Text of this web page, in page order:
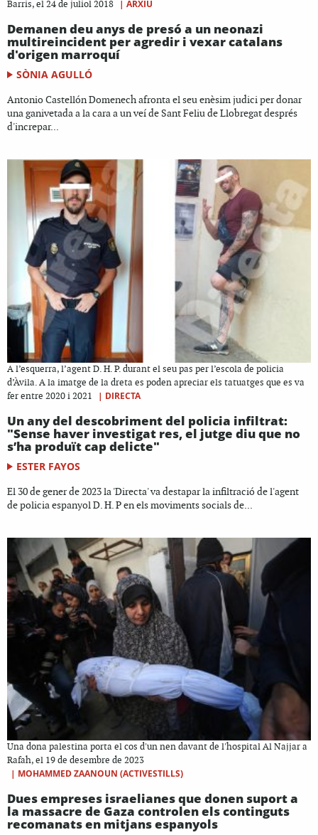
Barris, el 24 de juliol 2018 | ARXIU
Demanen deu anys de presó a un neonazi
multireincident per agredir i vexar catalans
d'origen marroquí
SÒNIA AGULLÓ
Antonio Castellón Domenech afronta el seu enèsim judici per donar
una ganivetada a la cara a un veí de Sant Feliu de Llobregat després
d'increpar...
A l’esquerra, l’agent D. H. P. durant el seu pas per l’escola de policia
d’Àvila. A la imatge de la dreta es poden apreciar els tatuatges que es va
fer entre 2020 i 2021
| DIRECTA
Un any del descobriment del policia infiltrat:
"Sense haver investigat res, el jutge diu que no
s’ha produït cap delicte"
ESTER FAYOS
El 30 de gener de 2023 la 'Directa' va destapar la infiltració de l'agent
de policia espanyol D. H. P en els moviments socials de...
Una dona palestina porta el cos d'un nen davant de l'hospital Al Najjar a
Rafah, el 19 de desembre de 2023
| MOHAMMED ZAANOUN (ACTIVESTILLS)
Dues empreses israelianes que donen suport a
la massacre de Gaza controlen els continguts
recomanats en mitjans espanyols